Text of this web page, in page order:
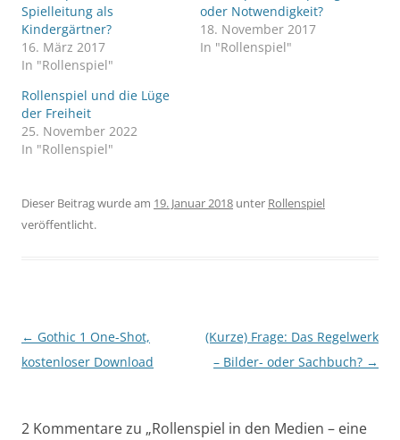
Spielleitung als
Kindergärtner?
16. März 2017
In "Rollenspiel"
oder Notwendigkeit?
18. November 2017
In "Rollenspiel"
Rollenspiel und die Lüge
der Freiheit
25. November 2022
In "Rollenspiel"
Dieser Beitrag wurde am 19. Januar 2018 unter Rollenspiel
veröffentlicht.
Beitragsnavigation
← Gothic 1 One-Shot,
kostenloser Download
(Kurze) Frage: Das Regelwerk
– Bilder- oder Sachbuch? →
2 Kommentare zu „Rollenspiel in den Medien – eine